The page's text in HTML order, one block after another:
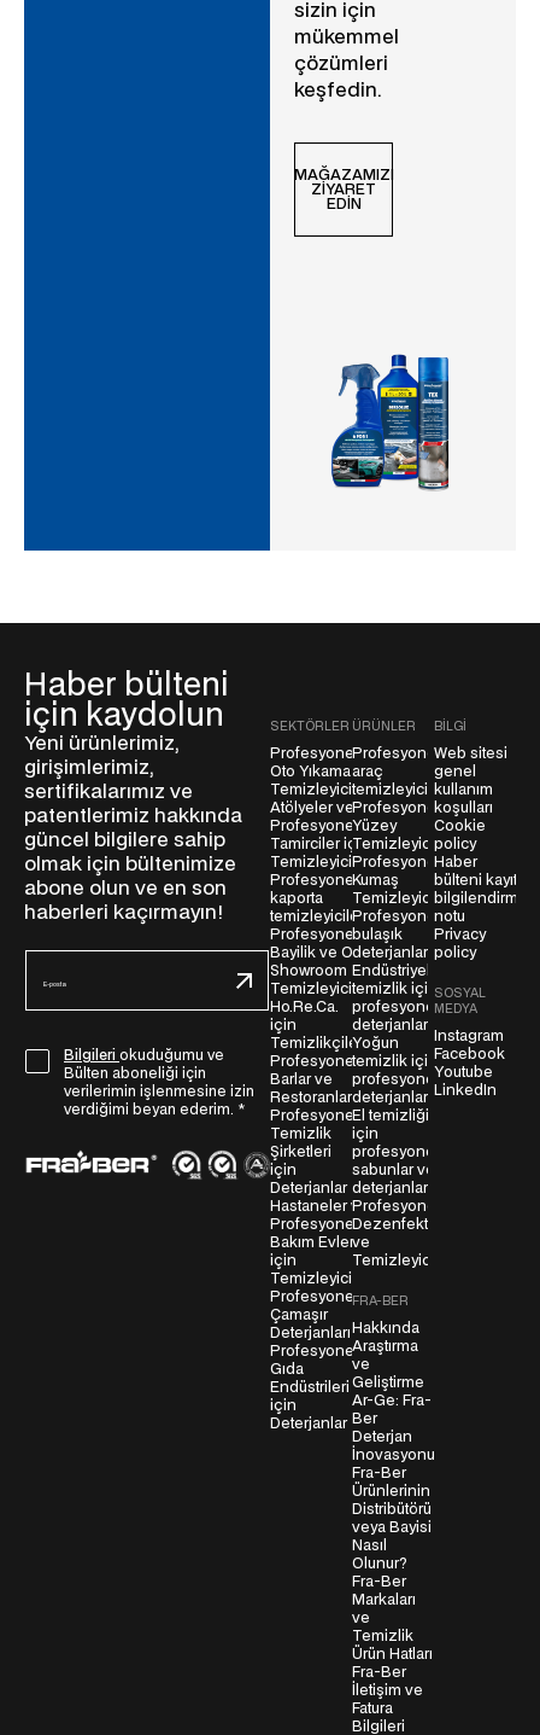
sizin için
mükemmel
çözümleri
keşfedin.
MAĞAZAMIZI
ZIYARET
EDIN
Haber bülteni
için kaydolun
Yeni ürünlerimiz,
girişimlerimiz,
sertifikalarımız ve
patentlerimiz hakkında
güncel bilgilere sahip
olmak için bültenimize
abone olun ve en son
haberleri kaçırmayın!
p
S
Bilgileri okuduğumu ve
Bülten aboneliği için
verilerimin işlenmesine izin
verdiğimi beyan ederim. *
SEKTÖRLER
Profesyonel
Oto Yıkama
Temizleyicileri
Atölyeler ve
Profesyonel
Tamirciler için
Temizleyiciler
Profesyonel
kaporta
temizleyicileri
Profesyonel
Bayilik ve Oto
Showroom
Temizleyicileri
Ho.Re.Ca.
için
Temizlikçiler
Profesyonel
Barlar ve
Restoranlar
Profesyonel
Temizlik
Şirketleri
için
Deterjanlar
Hastaneler ve
Profesyonel
Bakım Evleri
için
Temizleyiciler
Profesyonel
Çamaşır
Deterjanları
Profesyonel
Gıda
Endüstrileri
için
Deterjanlar
ÜRÜNLER
Profesyonel
araç
temizleyicileri
Profesyonel
Yüzey
Temizleyiciler
Profesyonel
Kumaş
Temizleyiciler
Profesyonel
bulaşık
deterjanları
Endüstriyel
temizlik için
profesyonel
deterjanlar
Yoğun
temizlik için
profesyonel
deterjanlar
El temizliği
için
profesyonel
sabunlar ve
deterjanlar
Profesyonel
Dezenfektanlar
ve
Temizleyiciler
FRA-BER
Hakkında
Araştırma
ve
Geliştirme
Ar-Ge: Fra-
Ber
Deterjan
İnovasyonu
Fra-Ber
Ürünlerinin
Distribütörü
veya Bayisi
Nasıl
Olunur?
Fra-Ber
Markaları
ve
Temizlik
Ürün Hatları
Fra-Ber
İletişim ve
Fatura
Bilgileri
BILGI
Web sitesi
genel
kullanım
koşulları
Cookie
policy
Haber
bülteni kayıt
bilgilendirme
notu
Privacy
policy
SOSYAL
MEDYA
Instagram
Facebook
Youtube
LinkedIn